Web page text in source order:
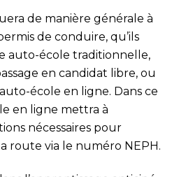
de manière générale à
de conduire, qu’ils
auto-école traditionnelle,
en candidat libre, ou
école en ligne. Dans ce
en ligne mettra à
nécessaires pour
route via le numéro NEPH.